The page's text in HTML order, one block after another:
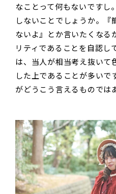
なことって何もないですし
しないことでしょうか。『
ないよ』とか言いたくなる
リティであることを自認し
は、当人が相当考え抜いて
した上であることが多いで
がどうこう言えるものでは